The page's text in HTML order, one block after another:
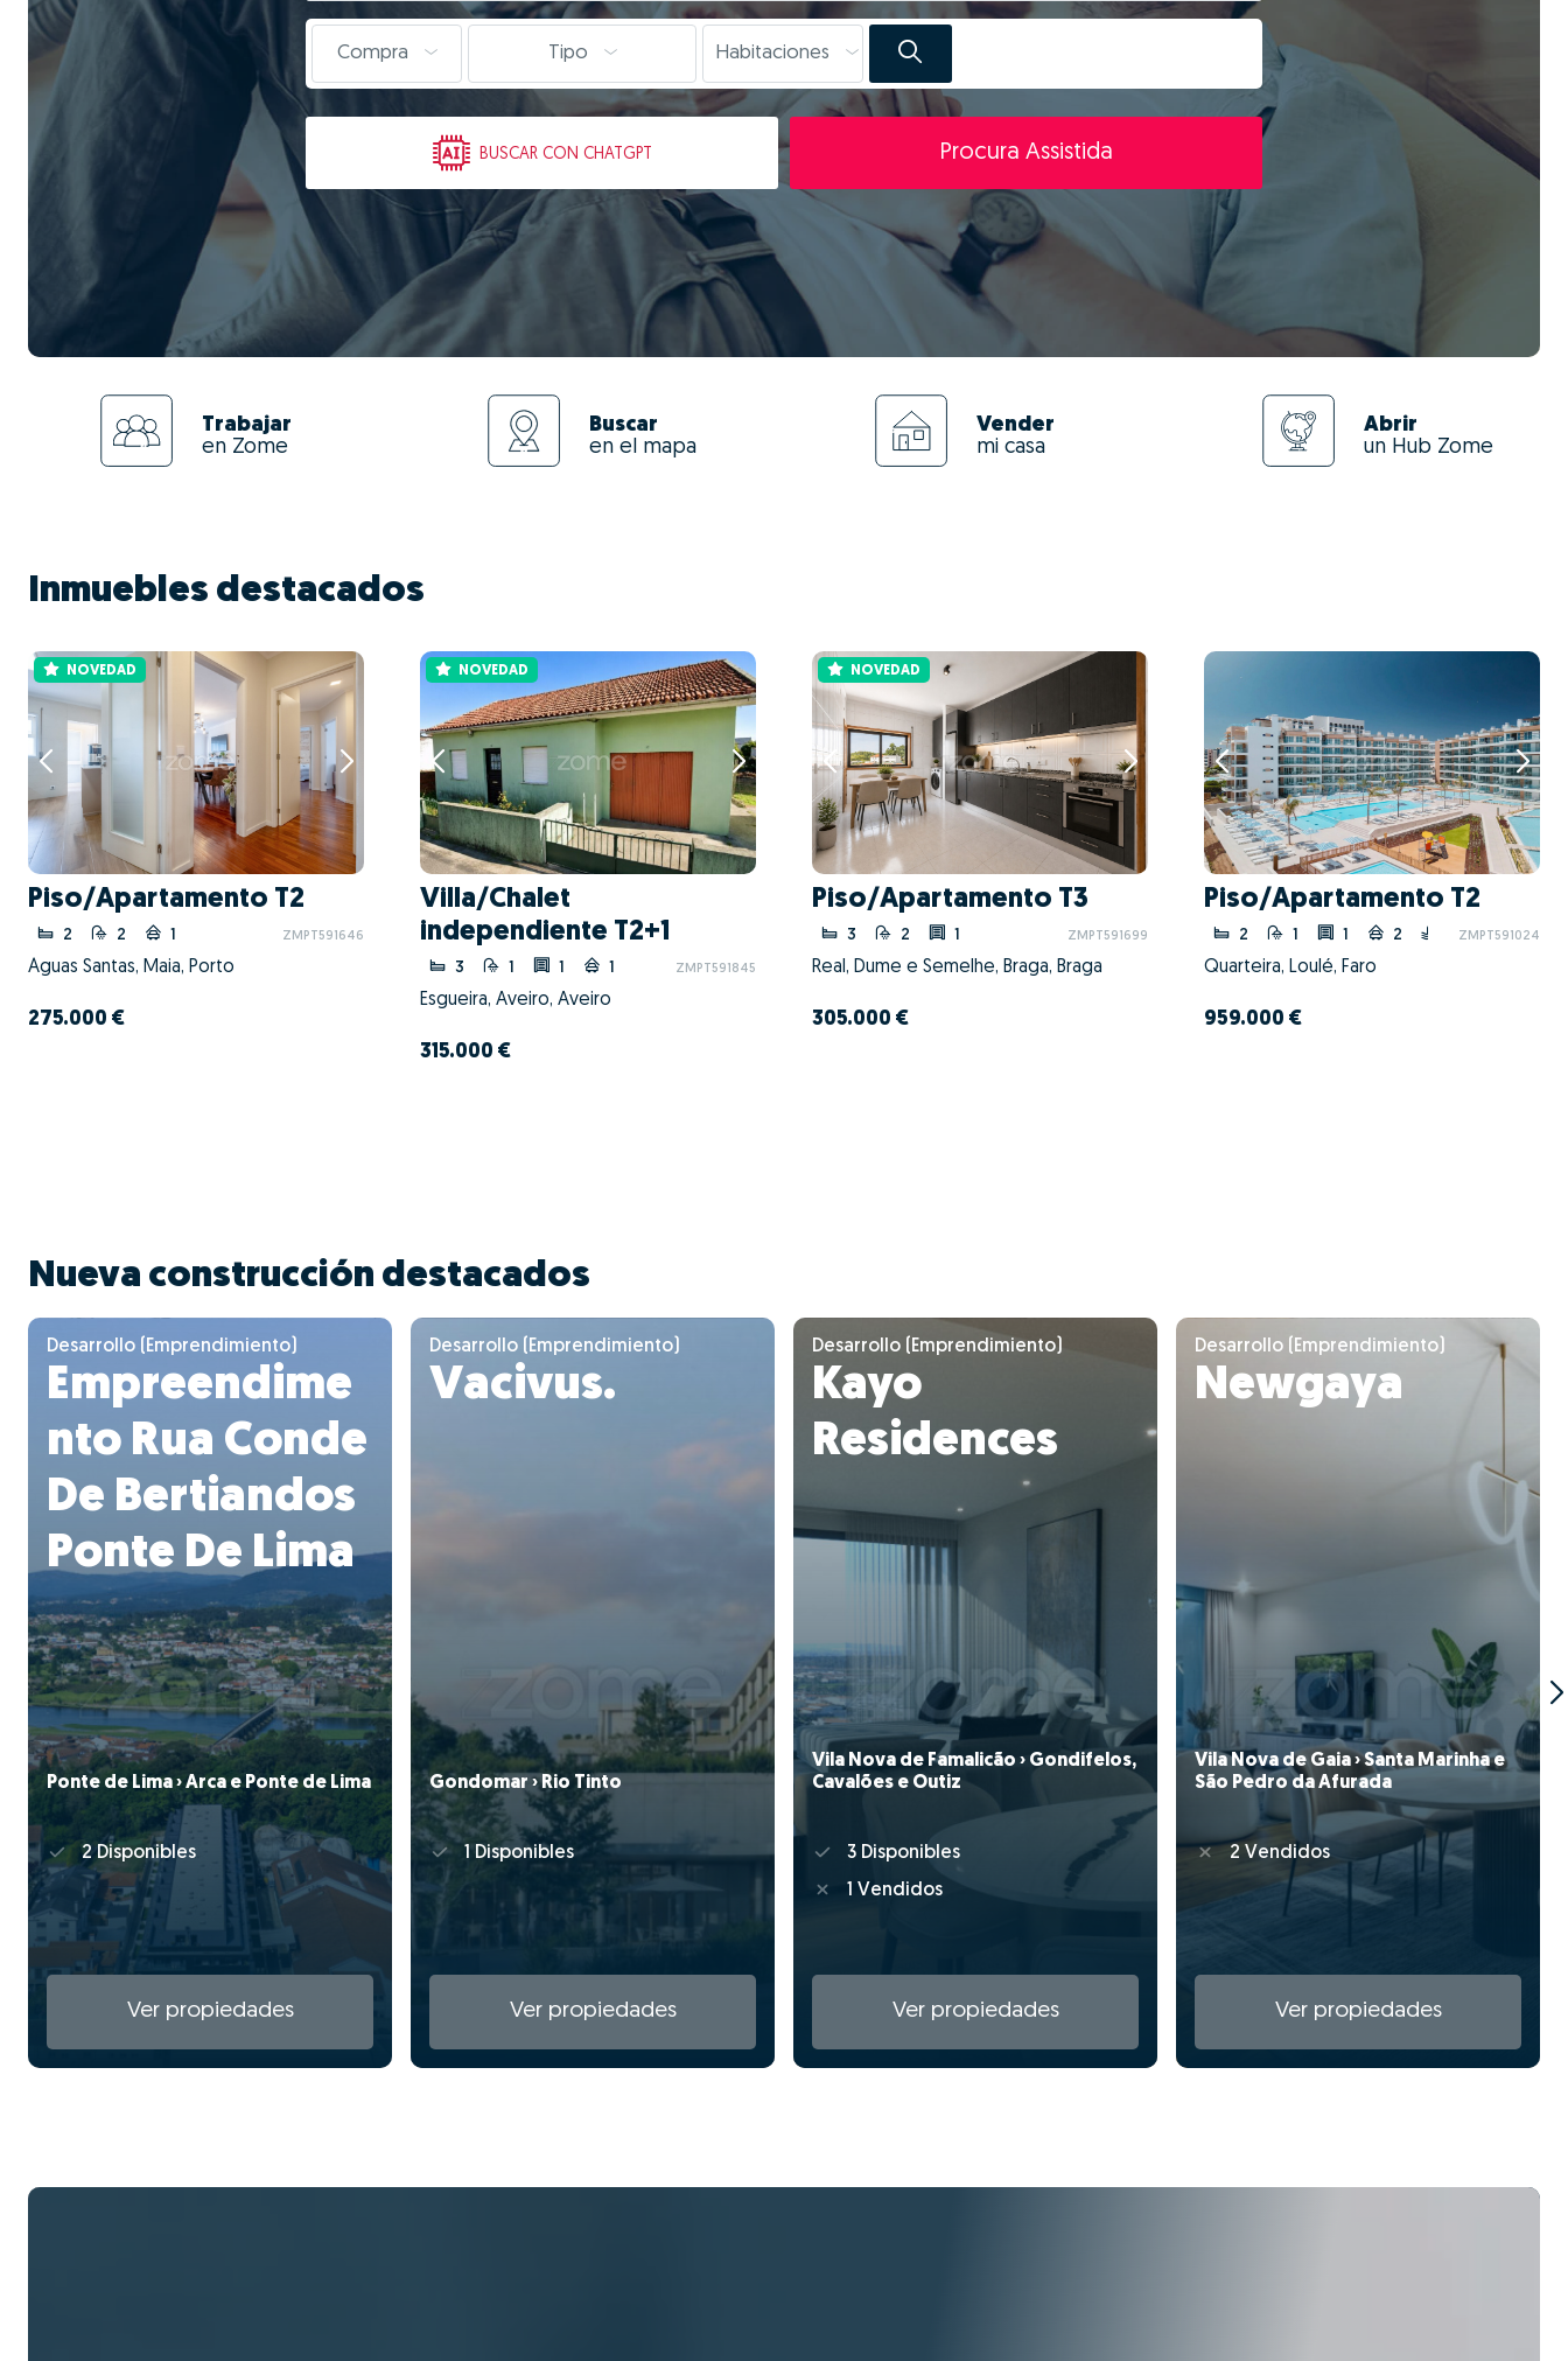
Compra Tipo Habitaciones
BUSCARCON CHATGPT Procura Assistida
Trabajar
en Zome
Buscar
en el mapa
Vender
mi casa
Abrir
un Hub Zome
Inmuebles destacados
NOVEDAD
Piso/Apartamento T2
2 2 1 ZMPT591646
Águas Santas, Maia, Porto
275.000 €
NOVEDAD
Villa/Chalet
independiente T2+1
3 1 1 1 ZMPT591845
Esgueira, Aveiro, Aveiro
315.000 €
NOVEDAD
Piso/Apartamento T3
3 2 1 ZMPT591699
Real, Dume e Semelhe, Braga, Braga
305.000 €
Piso/Apartamento T2
2 1 1 2 ZMPT591024
Quarteira, Loulé, Faro
959.000 €
Nueva construcción destacados
Desarrollo (Emprendimiento)
Empreendime
nto Rua Conde
De Bertiandos
Ponte De Lima
Ponte de Lima › Arca e Ponte de Lima
2 Disponibles
Ver propiedades
Desarrollo (Emprendimiento)
Vacivus.
Gondomar › Rio Tinto
1 Disponibles
Ver propiedades
Desarrollo (Emprendimiento)
Kayo
Residences
Vila Nova de Famalicão › Gondifelos,
Cavalões e Outiz
3 Disponibles
1 Vendidos
Ver propiedades
Desarrollo (Emprendimiento)
Newgaya
Vila Nova de Gaia › Santa Marinha e
São Pedro da Afurada
2 Vendidos
Ver propiedades